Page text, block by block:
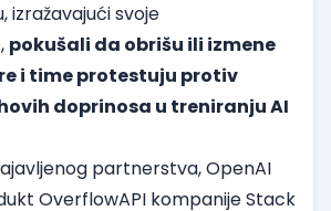
izražavajući svoje
pokušali da obrišu ili izmene
i time protestuju protiv
doprinosa u treniranju AI
partnerstva, OpenAI
OverflowAPI kompanije Stack